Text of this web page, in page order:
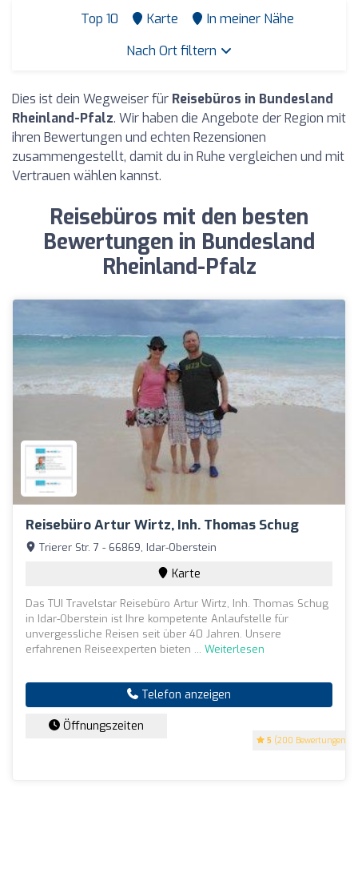
Top 10 Karte
In meiner Nähe
Nach Ort filtern
Dies ist dein Wegweiser für Reisebüros in Bundesland
Rheinland-Pfalz. Wir haben die Angebote der Region mit
ihren Bewertungen und echten Rezensionen
zusammengestellt, damit du in Ruhe vergleichen und mit
Vertrauen wählen kannst.
Reisebüros mit den besten
Bewertungen in Bundesland
Rheinland-Pfalz
Reisebüro Artur Wirtz, Inh. Thomas Schug
5 (200 Bewertungen)
Trierer Str. 7 - 66869, Idar-Oberstein
Karte
Das TUI Travelstar Reisebüro Artur Wirtz, Inh. Thomas Schug
in Idar-Oberstein ist Ihre kompetente Anlaufstelle für
unvergessliche Reisen seit über 40 Jahren. Unsere
erfahrenen Reiseexperten bieten ... Weiterlesen
Telefon anzeigen
Öffnungszeiten